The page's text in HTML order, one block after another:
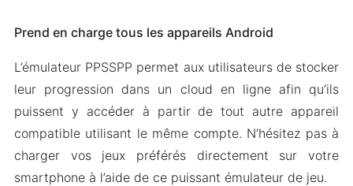
Prend en charge tous les appareils Android
L’émulateur PPSSPP permet aux utilisateurs de stocker
leur progression dans un cloud en ligne afin qu’ils
puissent y accéder à partir de tout autre appareil
compatible utilisant le même compte. N’hésitez pas à
charger vos jeux préférés directement sur votre
smartphone à l’aide de ce puissant émulateur de jeu.